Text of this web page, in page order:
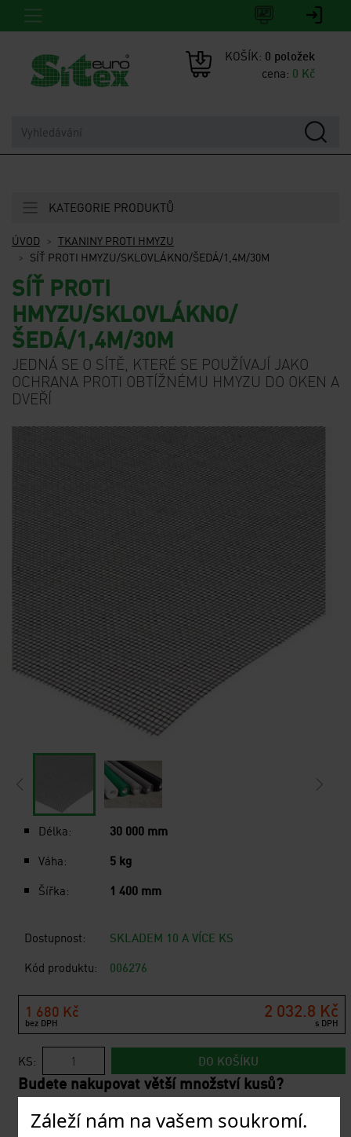
Záleží nám na vašem soukromí.
KOŠÍK: 0 položek
cena: 0 Kč
ÚVOD
TKANINY PROTI HMYZU
SÍŤ PROTI HMYZU/SKLOVLÁKNO/ŠEDÁ/1,4M/30M
SÍŤ PROTI
HMYZU/SKLOVLÁKNO/
ŠEDÁ/1,4M/30M
JEDNÁ SE O SÍTĚ, KTERÉ SE POUŽÍVAJÍ JAKO
OCHRANA PROTI OBTÍŽNÉMU HMYZU DO OKEN A
DVEŘÍ
Délka:
30 000 mm
Váha:
5 kg
Šířka:
1 400 mm
Dostupnost:
SKLADEM 10 A VÍCE KS
Kód produktu:
006276
1 680 Kč
bez DPH
2 032.8 Kč
s DPH
KS: DO KOŠÍKU
Budete nakupovat větší množství kusů?
Poptávkový formulář
KATEGORIE PRODUKTŮ